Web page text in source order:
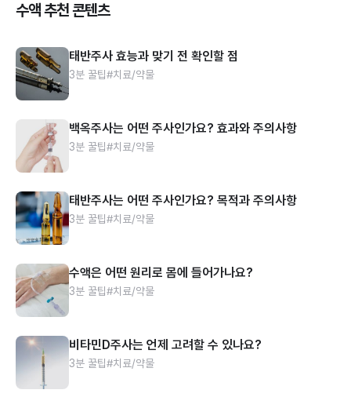
수액 추천 콘텐츠
태반주사 효능과 맞기 전 확인할 점
3분 꿀팁#치료/약물
백옥주사는 어떤 주사인가요? 효과와 주의사항
3분 꿀팁#치료/약물
태반주사는 어떤 주사인가요? 목적과 주의사항
3분 꿀팁#치료/약물
수액은 어떤 원리로 몸에 들어가나요?
3분 꿀팁#치료/약물
비타민D주사는 언제 고려할 수 있나요?
3분 꿀팁#치료/약물